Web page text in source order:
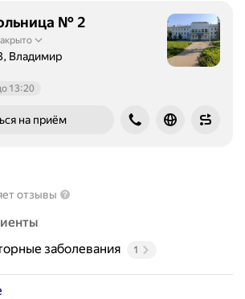
№ 2
Владимир
13:20
на приём
отзывы
заболевания
1